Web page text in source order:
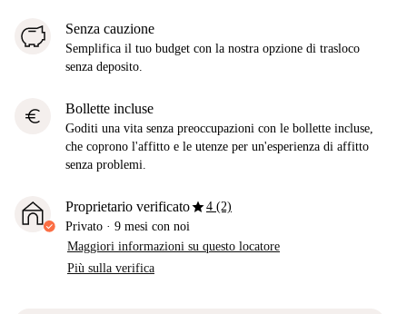
Senza cauzione
Semplifica il tuo budget con la nostra opzione di trasloco
senza deposito.
euro Bollette incluse
Goditi una vita senza preoccupazioni con le bollette incluse,
che coprono l'affitto e le utenze per un'esperienza di affitto
senza problemi.
Proprietario verificatostar4 (2)
Privato · 9 mesi con noi
Maggiori informazioni su questo locatore
Più sulla verifica